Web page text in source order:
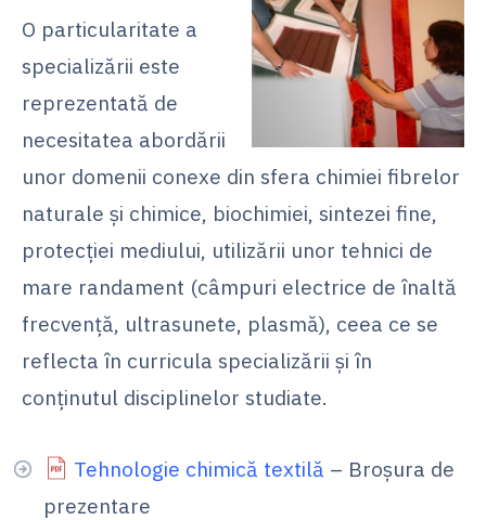
O particularitate a
specializării este
reprezentată de
necesitatea abordării
unor domenii conexe din sfera chimiei fibrelor
naturale și chimice, biochimiei, sintezei fine,
protecției mediului, utilizării unor tehnici de
mare randament (câmpuri electrice de înaltă
frecvență, ultrasunete, plasmă), ceea ce se
reflecta în curricula specializării și în
conținutul disciplinelor studiate.
Tehnologie chimică textilă – Broșura de
prezentare